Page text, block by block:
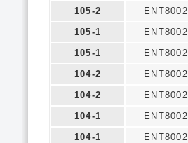
105-2
ENT8002
105-1
ENT8002
105-1
ENT8002
104-2
ENT8002
104-2
ENT8002
104-1
ENT8002
104-1
ENT8002